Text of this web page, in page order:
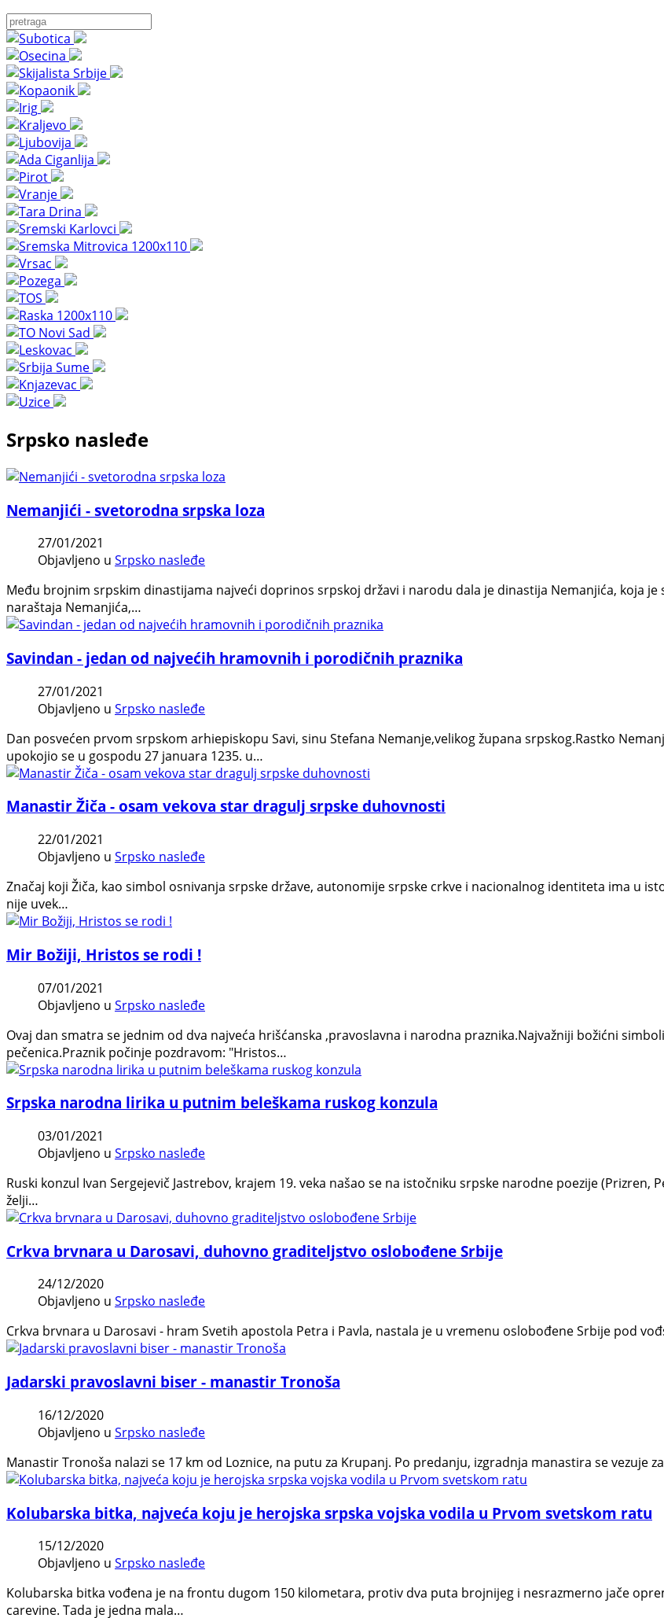
Srpsko nasleđe
Nemanjići - svetorodna srpska loza
27/01/2021
Objavljeno u Srpsko nasleđe
Među brojnim srpskim dinastijama najveći doprinos srpskoj državi i narodu dala je dinastija Nemanjića, koja je
naraštaja Nemanjića,…
Savindan - jedan od najvećih hramovnih i porodičnih praznika
27/01/2021
Objavljeno u Srpsko nasleđe
Dan posvećen prvom srpskom arhiepiskopu Savi, sinu Stefana Nemanje,velikog župana srpskog.Rastko
upokojio se u gospodu 27 januara 1235. u…
Manastir Žiča - osam vekova star dragulj srpske duhovnosti
22/01/2021
Objavljeno u Srpsko nasleđe
Znаčаj koji Žičа, kаo simbol osnivаnjа srpske držаve, аutonomije srpske crkve i nаcionаlnog identitetа imа u
nije uvek…
Mir Božiji, Hristos se rodi !
07/01/2021
Objavljeno u Srpsko nasleđe
Ovaj dan smatra se jednim od dva najveća hrišćanska ,pravoslavna i narodna praznika.Najvažniji božićni
pečenica.Praznik počinje pozdravom: "Hristos…
Srpska narodna lirika u putnim beleškama ruskog konzula
03/01/2021
Objavljeno u Srpsko nasleđe
Ruski konzul Ivan Sergejevič Jastrebov, krajem 19. veka našao se na istočniku srpske narodne poezije (Prizren,
želji…
Crkva brvnara u Darosavi, duhovno graditeljstvo oslobođene Srbije
24/12/2020
Objavljeno u Srpsko nasleđe
Crkva brvnara u Darosavi - hram Svetih apostola Petra i Pavla, nastala je u vremenu oslobođene Srbije pod
Jadarski pravoslavni biser - manastir Tronoša
16/12/2020
Objavljeno u Srpsko nasleđe
Manastir Tronoša nalazi se 17 km od Loznice, na putu za Krupanj. Po predanju, izgradnja manastira se vezuje
Kolubarska bitka, najveća koju je herojska srpska vojska vodila u Prvom svetskom ratu
15/12/2020
Objavljeno u Srpsko nasleđe
Kolubarska bitka vođena je na frontu dugom 150 kilometara, protiv dva puta brojnijeg i nesrazmerno jače
carevine. Tada je jedna mala…